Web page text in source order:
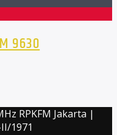
9630
RPKFM Jakarta |
1971